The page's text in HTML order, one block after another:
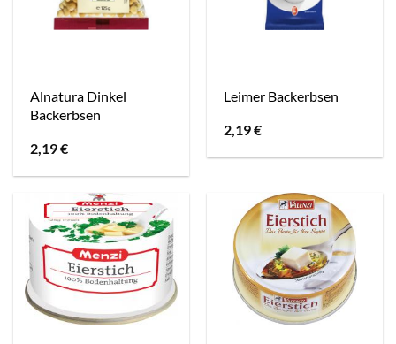
Alnatura Dinkel
Backerbsen
2,19€
Leimer Backerbsen
2,19€